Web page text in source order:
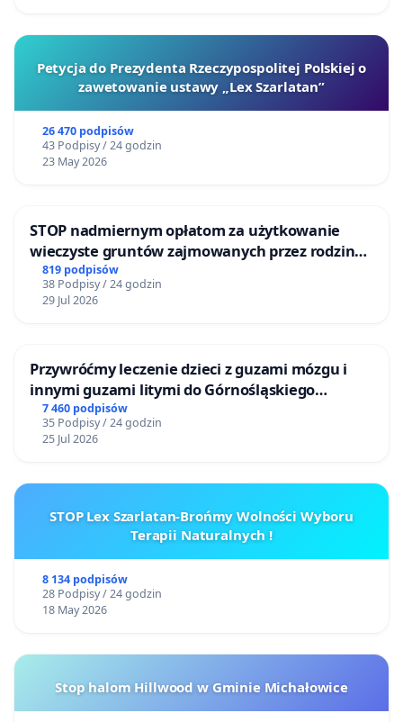
Petycja do Prezydenta Rzeczypospolitej Polskiej o
zawetowanie ustawy „Lex Szarlatan”
26 470 podpisów
43 Podpisy / 24 godzin
23 May 2026
STOP nadmiernym opłatom za użytkowanie
wieczyste gruntów zajmowanych przez rodzinne
ogrody działkowe.
819 podpisów
38 Podpisy / 24 godzin
29 Jul 2026
Przywróćmy leczenie dzieci z guzami mózgu i
innymi guzami litymi do Górnośląskiego
Centrum Zdrowia Dziecka w Katowicach
7 460 podpisów
35 Podpisy / 24 godzin
25 Jul 2026
STOP Lex Szarlatan-Brońmy Wolności Wyboru
Terapii Naturalnych !
8 134 podpisów
28 Podpisy / 24 godzin
18 May 2026
Stop halom Hillwood w Gminie Michałowice